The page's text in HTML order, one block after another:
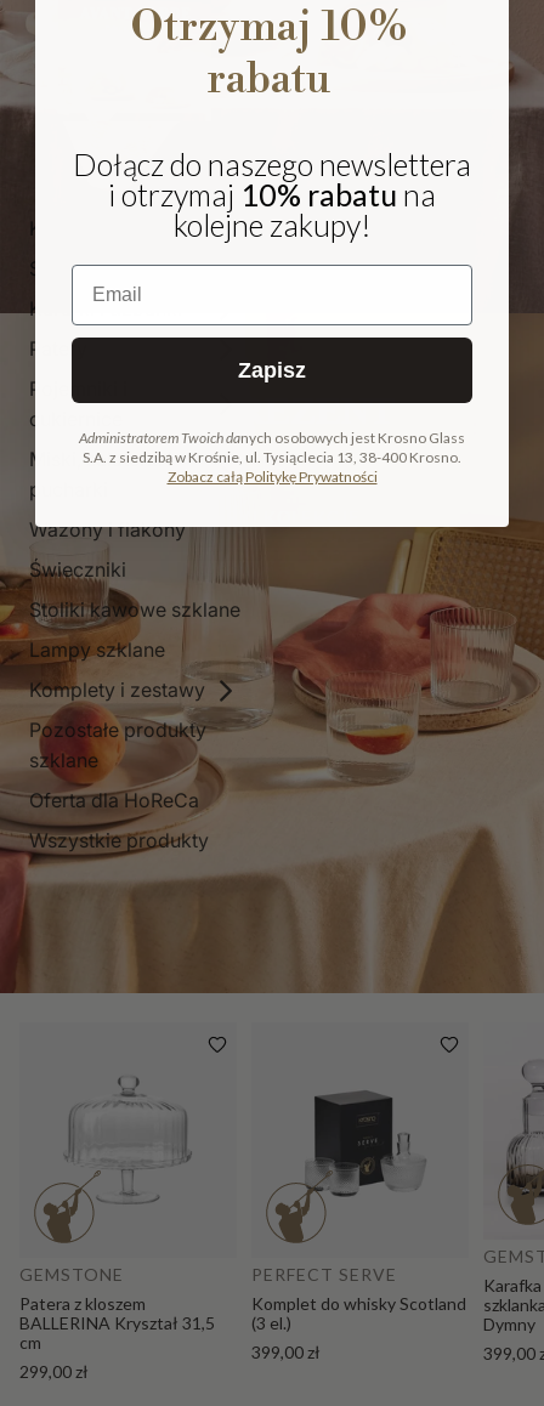
Kieliszki i pokale
Szklanki
Karafki i dzbanki
Patery
Pojemniki i
cukiernice
Miski, salaterki i
pucharki
Wazony i flakony
Świeczniki
Stoliki kawowe szklane
Lampy szklane
Komplety i zestawy
Pozostałe produkty
szklane
Oferta dla HoReCa
Wszystkie produkty
NA PREZENT
COLLECTION
Dodaj do koszyka
GEMSTONE
Patera z kloszem
BALLERINA Kryształ 31,5
cm
299,00 zł
PERFECT SERVE
Komplet do whisky Scotland
(3 el.)
399,00 zł
Dymny
399,00
Otrzymaj 10%
rabatu
Dołącz do naszego newslettera
i otrzymaj 10% rabatu na
kolejne zakupy!
Email
Zapisz
Administratorem Twoich danych osobowych jest Krosno Glass
S.A. z siedzibą w Krośnie, ul. Tysiąclecia 13, 38-400 Krosno.
Zobacz całą Politykę Prywatności